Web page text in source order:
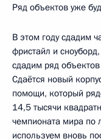
Ряд объектов уже
В этом году сдадим
фристайл и
сдадим ряд
Сдаётся новый
помощи, который
14,5 тысячи
чемпионата мира
используем вновь